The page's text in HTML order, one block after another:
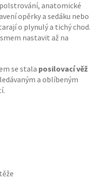
anatomické
opěrky a sedáku nebo
o plynulý a tichý chod.
nastavit až na
se stala posilovací věž
a oblíbeným